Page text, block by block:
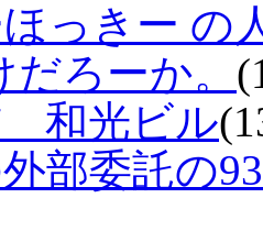
っきー の
ろーか。
和光ビル
部委託の